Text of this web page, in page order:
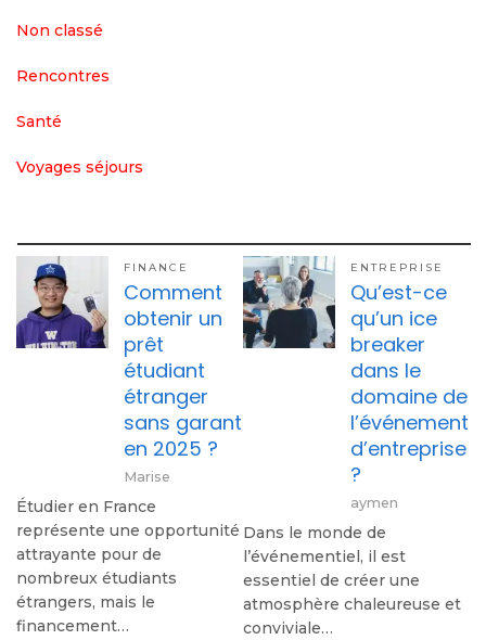
Non classé
Rencontres
Santé
Voyages séjours
FINANCE
Comment
obtenir un
prêt
étudiant
étranger
sans garant
en 2025 ?
Marise
Étudier en France
représente une opportunité
attrayante pour de
nombreux étudiants
étrangers, mais le
financement…
ENTREPRISE
Qu’est-ce
qu’un ice
breaker
dans le
domaine de
l’événement
d’entreprise
?
aymen
Dans le monde de
l’événementiel, il est
essentiel de créer une
atmosphère chaleureuse et
conviviale…